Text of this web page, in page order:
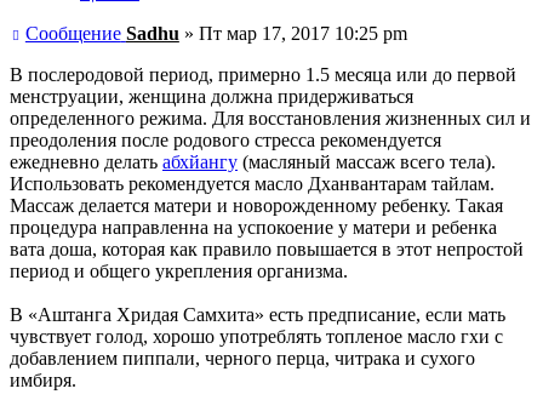
Сообщение Sadhu» Пт мар 17, 2017 10:25 pm
В послеродовой период, примерно 1.5 месяца или до первой
менструации, женщина должна придерживаться
определенного режима. Для восстановления жизненных сил и
преодоления после родового стресса рекомендуется
ежедневно делать абхйангу (масляный массаж всего тела).
Использовать рекомендуется масло Дханвантарам тайлам.
Массаж делается матери и новорожденному ребенку. Такая
процедура направленна на успокоение у матери и ребенка
вата доша, которая как правило повышается в этот непростой
период и общего укрепления организма.
В «Аштанга Хридая Самхита» есть предписание, если мать
чувствует голод, хорошо употреблять топленое масло гхи с
добавлением пиппали, черного перца, читрака и сухого
имбиря.